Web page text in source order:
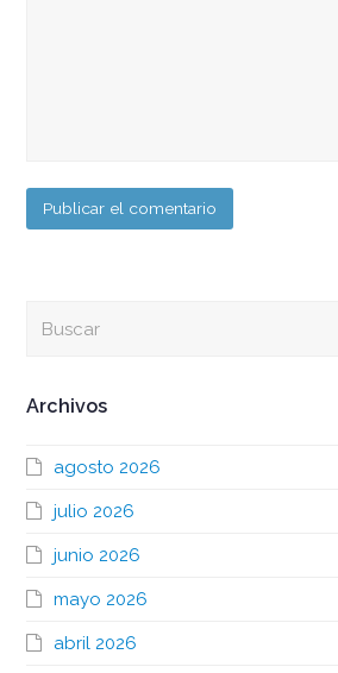
Archivos
agosto 2026
julio 2026
junio 2026
mayo 2026
abril 2026